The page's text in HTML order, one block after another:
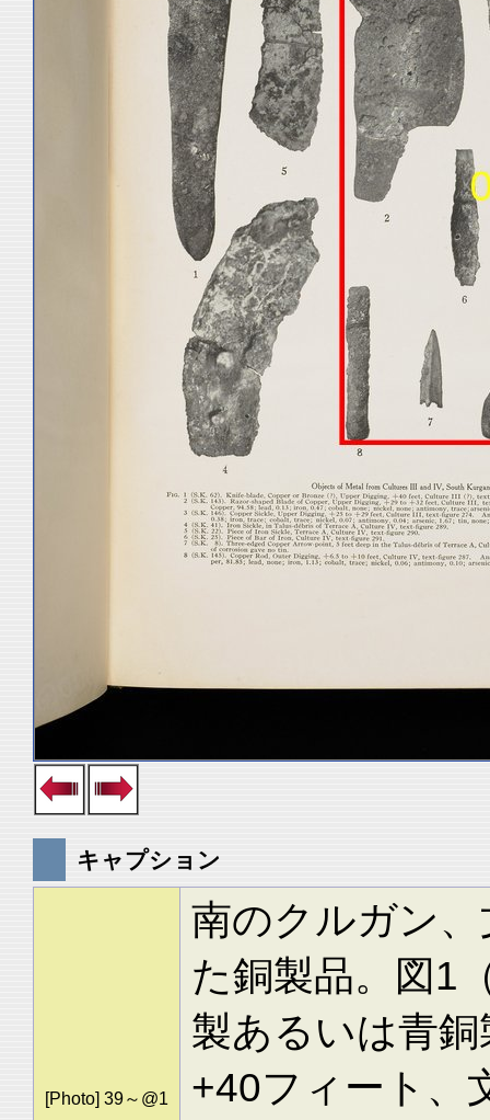
キャプション
[Photo] 39～@1
南のクルガン
た銅製品。図1
製あるいは青
+40フィート、